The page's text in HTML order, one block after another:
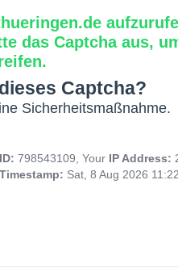
das Captcha aus,
Captcha?
Sicherheitsmaßnahme.
ID: 798543109, Your IP Address:
Timestamp: Sat, 8 Aug 2026